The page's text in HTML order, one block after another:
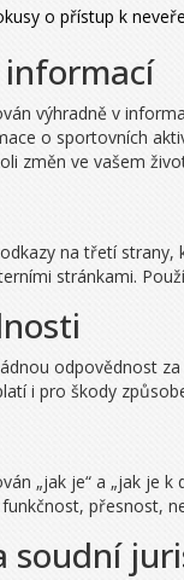
o přístup k
výhradně v
o sportovních
změn ve vašem
na třetí
stránkami.
odpovědnost
i pro škody
„jak je“ a „jak je
přesnost,
soudní